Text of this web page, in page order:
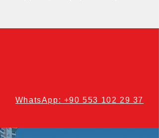
WhatsApp: +90 553 102 29 37